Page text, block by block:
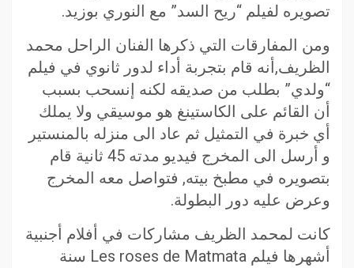
تصويره لفيلم “ريح السد” مع النوري بوزيد.
ومن المفارقات التي ذكرها الفنان الراحل محمد
الظريف,أنه قام بتجربة أداء لدور ثانوي في فيلم
“ولدي” بطلب من صديقه لكنه إنسحب بسبب
أن القائم على الكاستينغ هو موسيقي ولا يملك
أي خبرة في التمثيل ثم عاد الى منزله بالمنستير
و أرسل الى المخرج فيديو مدته 45 ثانية قام
بتصويره في مطبخ بيته, فتواصل معه المخرج
وعرض عليه دور البطولة.
كانت لمحمد الظريف مشاركات في أفلام أجنبية
أشهرها فيلم Les roses de Matmata سنة